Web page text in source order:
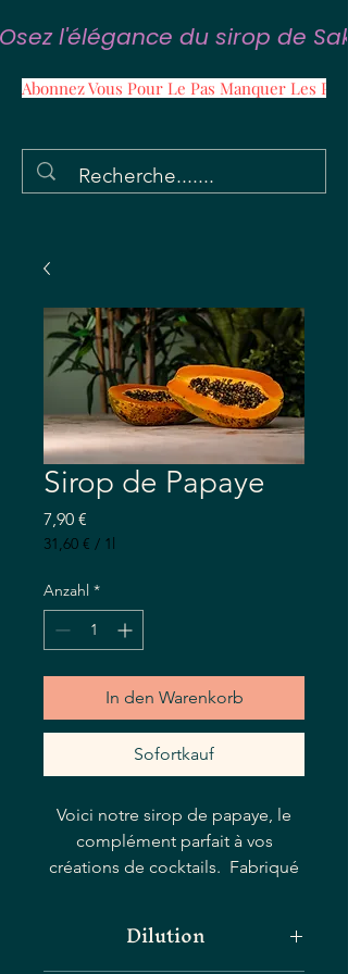
Osez l'élégance du sirop de
Abonnez Vous Pour Le Pas Manquer Les
Sirop de Papaye
7,90 €
31,60 € / 1l
pro
1
Liter
Anzahl *
In den Warenkorb
Sofortkauf
Voici notre sirop de papaye, le
complément parfait à vos
créations de cocktails. Fabriqué
Ajoutez une touche de ce sirop à
Dilution